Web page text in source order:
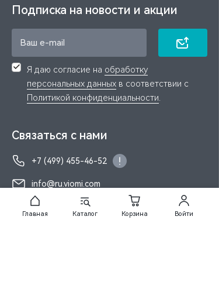
Подписка на новости и акции
Я даю согласие на обработку
персональных данных в соответствии с
Политикой конфиденциальности.
Связаться с нами
+7 (499) 455-46-52
info@ru.viomi.com
Главная Каталог Корзина Войти